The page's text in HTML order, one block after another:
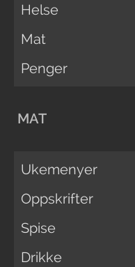
Helse
Mat
Penger
MAT
Ukemenyer
Oppskrifter
Spise
Drikke